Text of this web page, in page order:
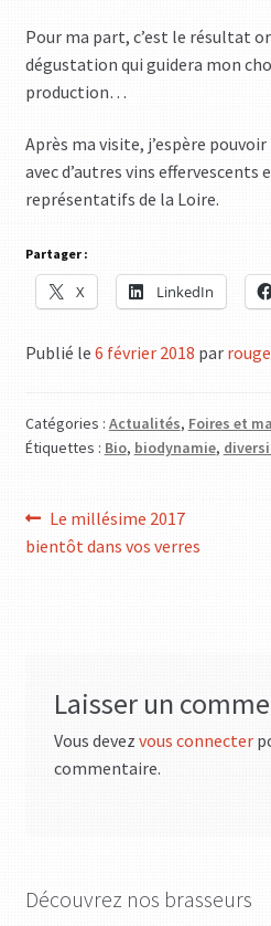
Pour ma part, c’est le résultat
dégustation qui guidera mon
production…
Après ma visite, j’espère
avec d’autres vins effervescents
représentatifs de la Loire.
Partager :
X LinkedIn
Publié le 6 février 2018 par
Catégories : Actualités, Foires et
Étiquettes : Bio, biodynamie,
Navigation
de
Article
précédent :
Le millésime 2017
bientôt dans vos verres
Laisser un
Vous devez vous connecter
commentaire.
Découvrez nos brasseurs